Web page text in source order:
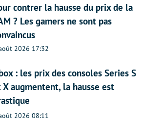
contrer la hausse du prix de la
? Les gamers ne sont pas
2026 17:32
: les prix des consoles Series S
X augmentent, la hausse est
2026 08:11